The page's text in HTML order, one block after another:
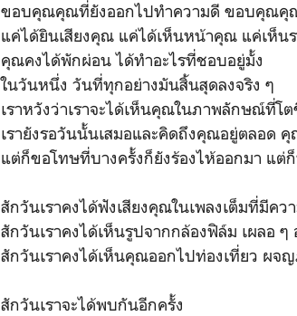
ขอบคุณคุณที่ยังออกไปทำความดี ขอบคุณคุณ
แค่ได้ยินเสียงคุณ แค่ได้เห็นหน้าคุณ แค่เห็น
คุณคงได้พักผ่อน ได้ทำอะไรที่ชอบอยู่มั้ง
ในวันหนึ่ง วันที่ทุกอย่างมันสิ้นสุดลงจริง ๆ
เราหวังว่าเราจะได้เห็นคุณในภาพลักษณ์ที่โ
เรายังรอวันนั้นเสมอและคิดถึงคุณอยู่ตลอด
แต่ก็ขอโทษที่บางครั้งก็ยังร้องไห้ออกมา แต่
สักวันเราคงได้ฟังเสียงคุณในเพลงเต็มที่มีค
สักวันเราคงได้เห็นรูปจากกล้องฟิล์ม เผลอ
สักวันเราคงได้เห็นคุณออกไปท่องเที่ยว ผจ
สักวันเราจะได้พบกันอีกครั้ง